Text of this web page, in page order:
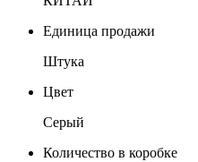
Единица продажи
Штука
Цвет
Серый
Количество в коробке